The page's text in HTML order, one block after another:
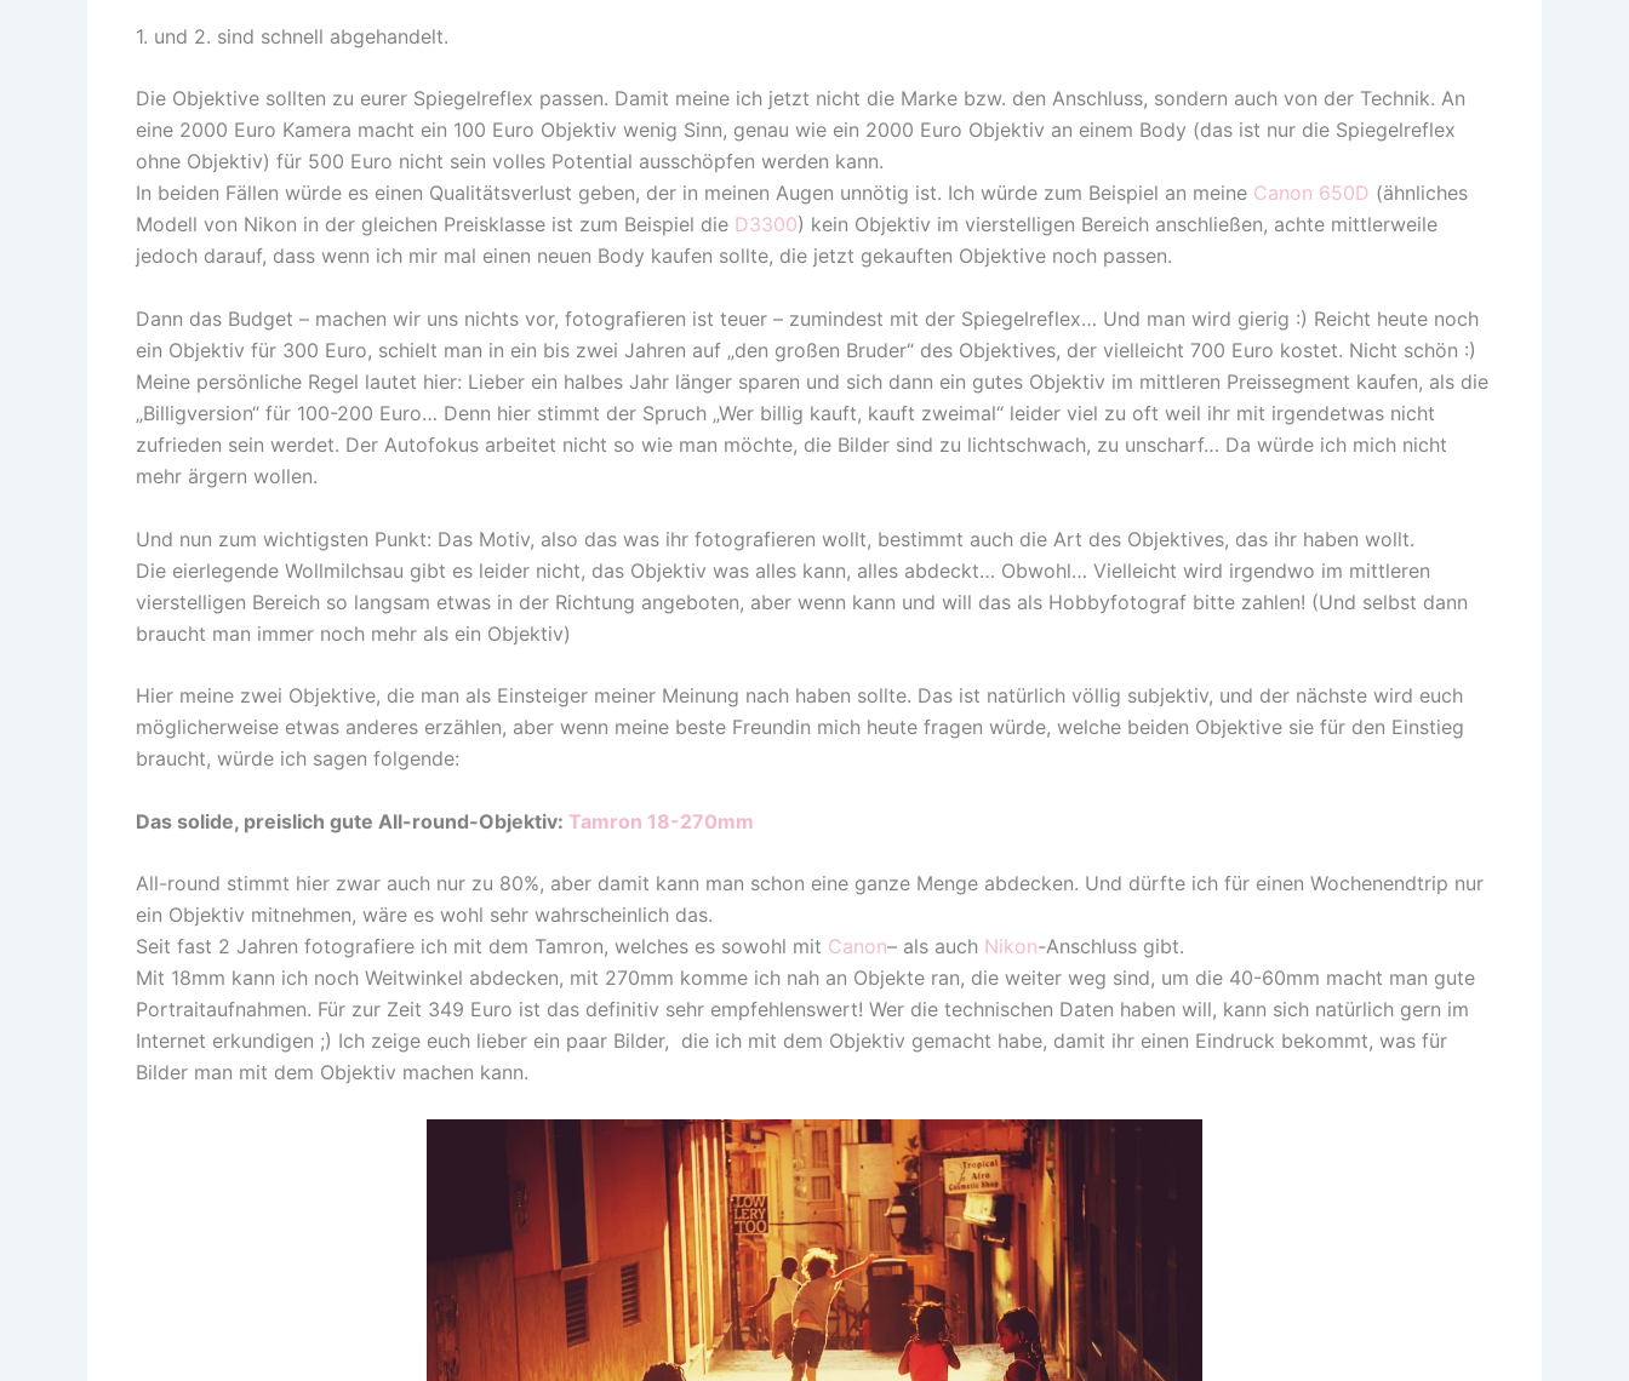
1. und 2. sind schnell abgehandelt.
Die Objektive sollten zu eurer Spiegelreflex passen. Damit meine ich jetzt nicht die Marke bzw. den Anschluss, sondern auch von der Technik. An
eine 2000 Euro Kamera macht ein 100 Euro Objektiv wenig Sinn, genau wie ein 2000 Euro Objektiv an einem Body (das ist nur die Spiegelreflex
ohne Objektiv) für 500 Euro nicht sein volles Potential ausschöpfen werden kann.
In beiden Fällen würde es einen Qualitätsverlust geben, der in meinen Augen unnötig ist. Ich würde zum Beispiel an meine Canon 650D (ähnliches
Modell von Nikon in der gleichen Preisklasse ist zum Beispiel die D3300) kein Objektiv im vierstelligen Bereich anschließen, achte mittlerweile
jedoch darauf, dass wenn ich mir mal einen neuen Body kaufen sollte, die jetzt gekauften Objektive noch passen.
Dann das Budget – machen wir uns nichts vor, fotografieren ist teuer – zumindest mit der Spiegelreflex… Und man wird gierig :) Reicht heute noch
ein Objektiv für 300 Euro, schielt man in ein bis zwei Jahren auf „den großen Bruder“ des Objektives, der vielleicht 700 Euro kostet. Nicht schön :)
Meine persönliche Regel lautet hier: Lieber ein halbes Jahr länger sparen und sich dann ein gutes Objektiv im mittleren Preissegment kaufen, als die
„Billigversion“ für 100-200 Euro… Denn hier stimmt der Spruch „Wer billig kauft, kauft zweimal“ leider viel zu oft weil ihr mit irgendetwas nicht
zufrieden sein werdet. Der Autofokus arbeitet nicht so wie man möchte, die Bilder sind zu lichtschwach, zu unscharf… Da würde ich mich nicht
mehr ärgern wollen.
Und nun zum wichtigsten Punkt: Das Motiv, also das was ihr fotografieren wollt, bestimmt auch die Art des Objektives, das ihr haben wollt.
Die eierlegende Wollmilchsau gibt es leider nicht, das Objektiv was alles kann, alles abdeckt… Obwohl… Vielleicht wird irgendwo im mittleren
vierstelligen Bereich so langsam etwas in der Richtung angeboten, aber wenn kann und will das als Hobbyfotograf bitte zahlen! (Und selbst dann
braucht man immer noch mehr als ein Objektiv)
Hier meine zwei Objektive, die man als Einsteiger meiner Meinung nach haben sollte. Das ist natürlich völlig subjektiv, und der nächste wird euch
möglicherweise etwas anderes erzählen, aber wenn meine beste Freundin mich heute fragen würde, welche beiden Objektive sie für den Einstieg
braucht, würde ich sagen folgende:
Das solide, preislich gute All-round-Objektiv: Tamron 18-270mm
All-round stimmt hier zwar auch nur zu 80%, aber damit kann man schon eine ganze Menge abdecken. Und dürfte ich für einen Wochenendtrip nur
ein Objektiv mitnehmen, wäre es wohl sehr wahrscheinlich das.
Seit fast 2 Jahren fotografiere ich mit dem Tamron, welches es sowohl mit Canon– als auch Nikon-Anschluss gibt.
Mit 18mm kann ich noch Weitwinkel abdecken, mit 270mm komme ich nah an Objekte ran, die weiter weg sind, um die 40-60mm macht man gute
Portraitaufnahmen. Für zur Zeit 349 Euro ist das definitiv sehr empfehlenswert! Wer die technischen Daten haben will, kann sich natürlich gern im
Internet erkundigen ;) Ich zeige euch lieber ein paar Bilder, die ich mit dem Objektiv gemacht habe, damit ihr einen Eindruck bekommt, was für
Bilder man mit dem Objektiv machen kann.